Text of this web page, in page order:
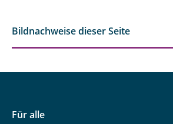
Bildnachweise dieser Seite
Für alle